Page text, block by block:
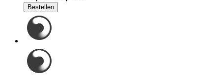
Bestellen